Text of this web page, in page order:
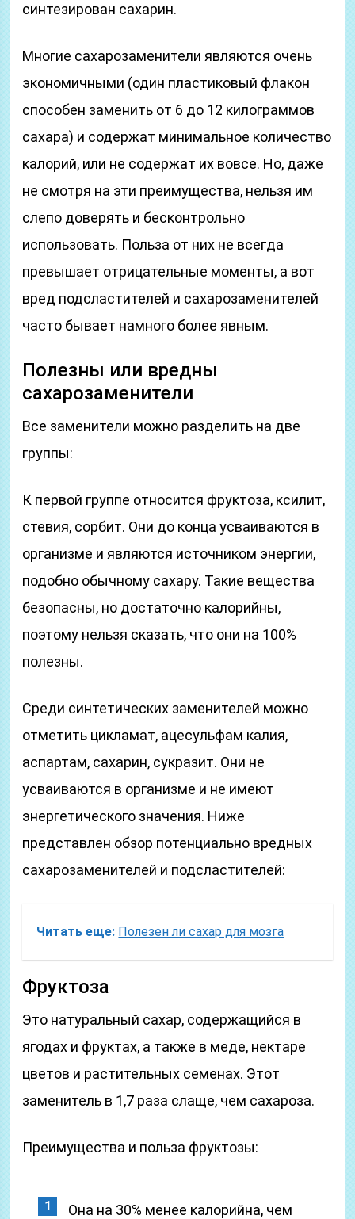
синтезирован сахарин.
Многие сахарозаменители являются очень
экономичными (один пластиковый флакон
способен заменить от 6 до 12 килограммов
сахара) и содержат минимальное количество
калорий, или не содержат их вовсе. Но, даже
не смотря на эти преимущества, нельзя им
слепо доверять и бесконтрольно
использовать. Польза от них не всегда
превышает отрицательные моменты, а вот
вред подсластителей и сахарозаменителей
часто бывает намного более явным.
Полезны или вредны
сахарозаменители
Все заменители можно разделить на две
группы:
К первой группе относится фруктоза, ксилит,
стевия, сорбит. Они до конца усваиваются в
организме и являются источником энергии,
подобно обычному сахару. Такие вещества
безопасны, но достаточно калорийны,
поэтому нельзя сказать, что они на 100%
полезны.
Среди синтетических заменителей можно
отметить цикламат, ацесульфам калия,
аспартам, сахарин, сукразит. Они не
усваиваются в организме и не имеют
энергетического значения. Ниже
представлен обзор потенциально вредных
сахарозаменителей и подсластителей:
Читать еще: Полезен ли сахар для мозга
Фруктоза
Это натуральный сахар, содержащийся в
ягодах и фруктах, а также в меде, нектаре
цветов и растительных семенах. Этот
заменитель в 1,7 раза слаще, чем сахароза.
Преимущества и польза фруктозы:
Она на 30% менее калорийна, чем